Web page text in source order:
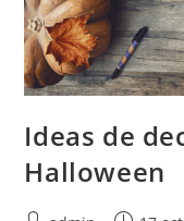
Ideas de
Halloween